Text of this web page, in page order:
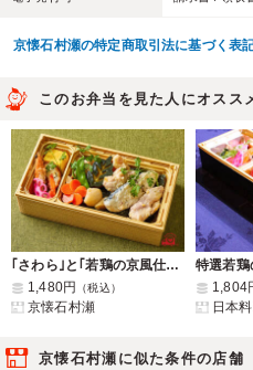
京懐石村瀬の特定商取引法に基づく表
このお弁当を見た人にオスス
｢さわら｣と｢若鶏の京風仕立て｣白麹味噌西京焼き海苔弁当
1,480円
（税込）
京懐石村瀬
1,804
日本
京懐石村瀬に似た条件の店舗